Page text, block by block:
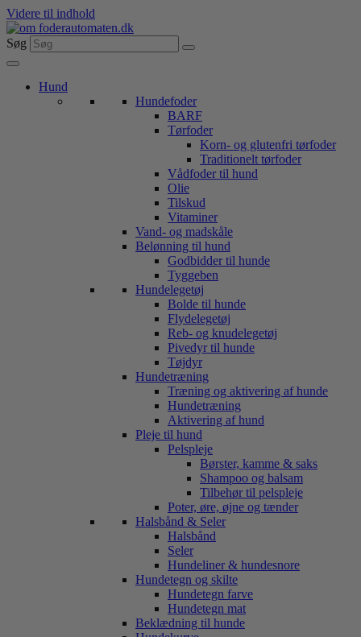
Videre til indhold
Søg
Hund
Hundefoder
BARF
Tørfoder
Korn- og glutenfri tørfoder
Traditionelt tørfoder
Vådfoder til hund
Olie
Tilskud
Vitaminer
Vand- og madskåle
Belønning til hund
Godbidder til hunde
Tyggeben
Hundelegetøj
Bolde til hunde
Flydelegetøj
Reb- og knudelegetøj
Pivedyr til hunde
Tøjdyr
Hundetræning
Træning og aktivering af hunde
Hundetræning
Aktivering af hund
Pleje til hund
Pelspleje
Børster, kamme & saks
Shampoo og balsam
Tilbehør til pelspleje
Poter, øre, øjne og tænder
Halsbånd & Seler
Halsbånd
Seler
Hundeliner & hundesnore
Hundetegn og skilte
Hundetegn farve
Hundetegn mat
Beklædning til hunde